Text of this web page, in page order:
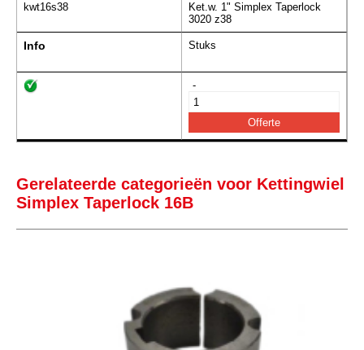
kwt16s38
Ket.w. 1" Simplex Taperlock
3020 z38
Info Stuks
-
Gerelateerde categorieën voor Kettingwiel
Simplex Taperlock 16B